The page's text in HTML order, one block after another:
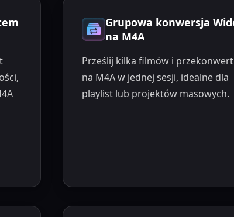
Grupowa konwersja
na M4A
Prześlij kilka filmów i
na M4A w jednej sesji, idealne dla
playlist lub projektów masowych.